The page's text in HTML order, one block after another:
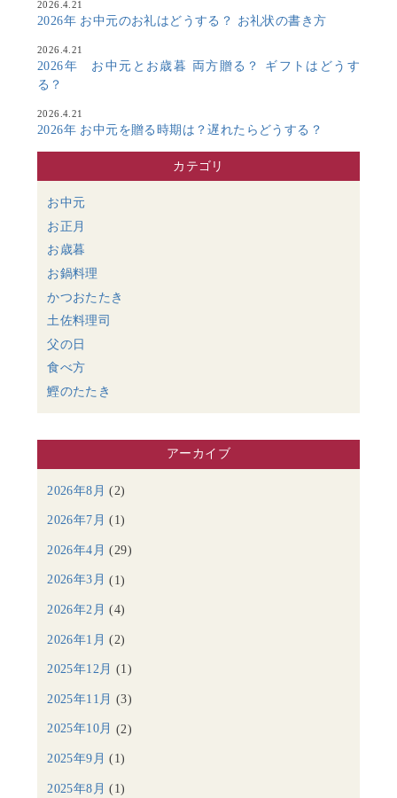
2026.4.21
2026年 お中元のお礼はどうする？ お礼状の書き方
2026.4.21
2026年 お中元とお歳暮 両方贈る？ ギフトはどうす
る？
2026.4.21
2026年 お中元を贈る時期は？遅れたらどうする？
カテゴリ
お中元
お正月
お歳暮
お鍋料理
かつおたたき
土佐料理司
父の日
食べ方
鰹のたたき
アーカイブ
2026年8月 (2)
2026年7月 (1)
2026年4月 (29)
2026年3月 (1)
2026年2月 (4)
2026年1月 (2)
2025年12月 (1)
2025年11月 (3)
2025年10月 (2)
2025年9月 (1)
2025年8月 (1)